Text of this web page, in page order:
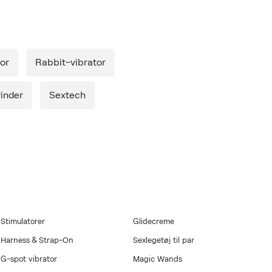
i købet. Gælder
Onlineshop
med et ultra
vitamin E
Rabbit-vibrator
Sextech
Stimulatorer Glidecreme
Harness & Strap-On Sexlegetøj til par
G-spot vibrator Magic Wands